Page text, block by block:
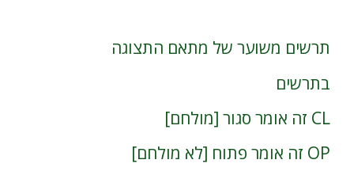
תרשים משוער של מתאם התצוגה
בתרשים
CL זה אומר סגור [מולחם]
OP זה אומר פתוח [לא מולחם]